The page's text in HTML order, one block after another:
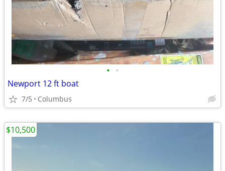
• •
Newport 12 ft boat
7/5 Columbus
$10,500